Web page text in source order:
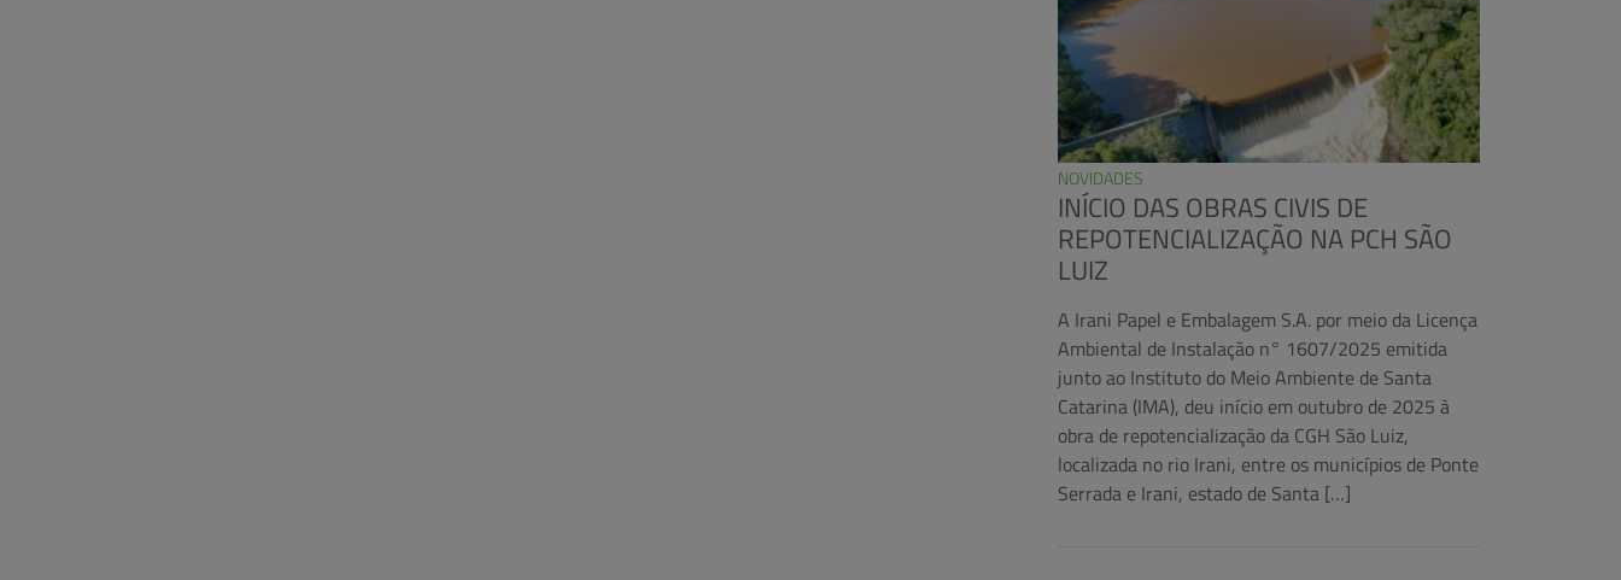
NOVIDADES
INÍCIO DAS OBRAS CIVIS DE
REPOTENCIALIZAÇÃO NA PCH SÃO
LUIZ
A Irani Papel e Embalagem S.A. por meio da Licença
Ambiental de Instalação n° 1607/2025 emitida
junto ao Instituto do Meio Ambiente de Santa
Catarina (IMA), deu início em outubro de 2025 à
obra de repotencialização da CGH São Luiz,
localizada no rio Irani, entre os municípios de Ponte
Serrada e Irani, estado de Santa […]